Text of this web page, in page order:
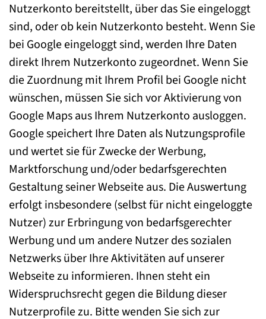
Nutzerkonto bereitstellt, über das Sie eingeloggt
sind, oder ob kein Nutzerkonto besteht. Wenn Sie
bei Google eingeloggt sind, werden Ihre Daten
direkt Ihrem Nutzerkonto zugeordnet. Wenn Sie
die Zuordnung mit Ihrem Profil bei Google nicht
wünschen, müssen Sie sich vor Aktivierung von
Google Maps aus Ihrem Nutzerkonto ausloggen.
Google speichert Ihre Daten als Nutzungsprofile
und wertet sie für Zwecke der Werbung,
Marktforschung und/oder bedarfsgerechten
Gestaltung seiner Webseite aus. Die Auswertung
erfolgt insbesondere (selbst für nicht eingeloggte
Nutzer) zur Erbringung von bedarfsgerechter
Werbung und um andere Nutzer des sozialen
Netzwerks über Ihre Aktivitäten auf unserer
Webseite zu informieren. Ihnen steht ein
Widerspruchsrecht gegen die Bildung dieser
Nutzerprofile zu. Bitte wenden Sie sich zur